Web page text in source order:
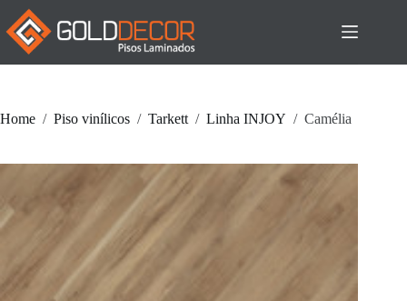
Pular
para
conteúdo
Home / Piso vinílicos / Tarkett / Linha INJOY / Camélia